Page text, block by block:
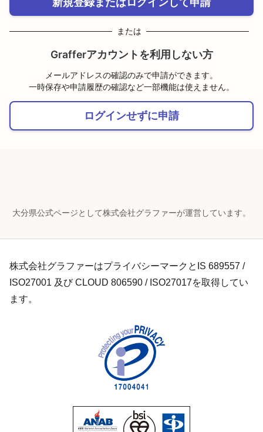
新規登録またはログインして申請
または
Grafferアカウントを利用しない方
メールアドレスの確認のみで申請ができます。
一時保存や申請履歴の確認など一部機能は使えません。
ログインせずに申請
大分県公式ページとして株式会社グラファーが運営しています。
株式会社グラファーはプライバシーマークとIS 689557 /
ISO27001 及び CLOUD 806590 / ISO27017を取得してい
ます。